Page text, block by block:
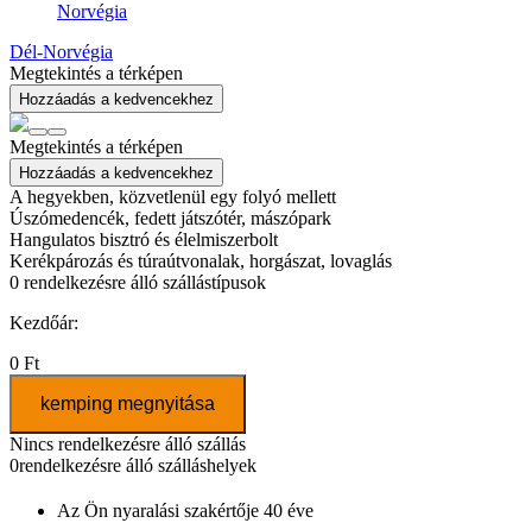
Norvégia
Dél-Norvégia
Megtekintés a térképen
Hozzáadás a kedvencekhez
Megtekintés a térképen
Hozzáadás a kedvencekhez
A hegyekben, közvetlenül egy folyó mellett
Úszómedencék, fedett játszótér, mászópark
Hangulatos bisztró és élelmiszerbolt
Kerékpározás és túraútvonalak, horgászat, lovaglás
0 rendelkezésre álló szállástípusok
Kezdőár:
0 Ft
kemping megnyitása
Nincs rendelkezésre álló szállás
0rendelkezésre álló szálláshelyek
Az Ön nyaralási szakértője 40 éve